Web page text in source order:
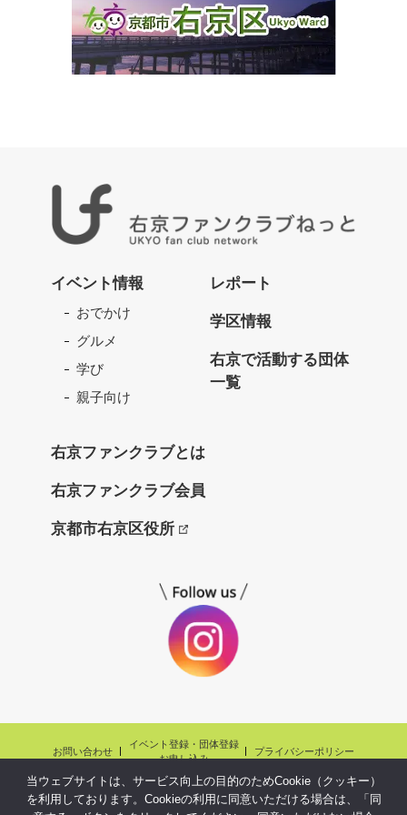
京
フ
と
イベント情報
おでかけ
グルメ
学び
親子向け
レポート
学区情報
右京で活動する団体
一覧
右京ファンクラブとは
右京ファンクラブ会員
京都市右京区役所
お問い合わせ
イベント登録・団体登録
お申し込み
プライバシーポリシー
Copyright©ukyo fanclubnet.,Ltd.All Rights reserved.
当ウェブサイトは、サービス向上の目的のためCookie（クッキー）
を利用しております。Cookieの利用に同意いただける場合は、「同